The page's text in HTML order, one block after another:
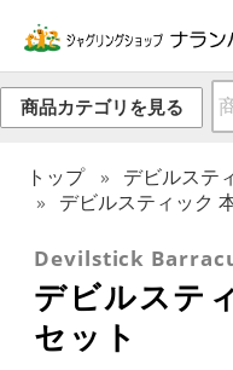
商品カテゴリを見る
トップ
デビルステ
デビルスティック
Devilstick
デビルステ
セット